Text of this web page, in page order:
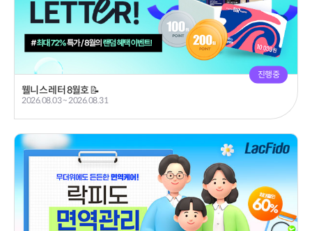
웰니스 레터 8월호 📝
2026.08.03 ~ 2026.08.31
진행중